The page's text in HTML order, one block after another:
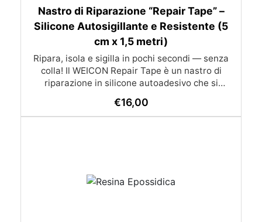
Nastro di Riparazione “Repair Tape” –
Silicone Autosigillante e Resistente (5
cm x 1,5 metri)
Ripara, isola e sigilla in pochi secondi — senza
colla! Il WEICON Repair Tape è un nastro di
riparazione in silicone autoadesivo che si
guarnizione impermeabile e resistente. Perfetto
per riparazioni d’emergenza su tubi, cavi,
stesso, senza bisogno di colla o solventi 💧
€16,00